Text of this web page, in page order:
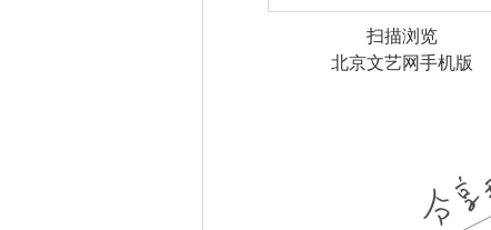
扫描浏览
北京文艺网手机版